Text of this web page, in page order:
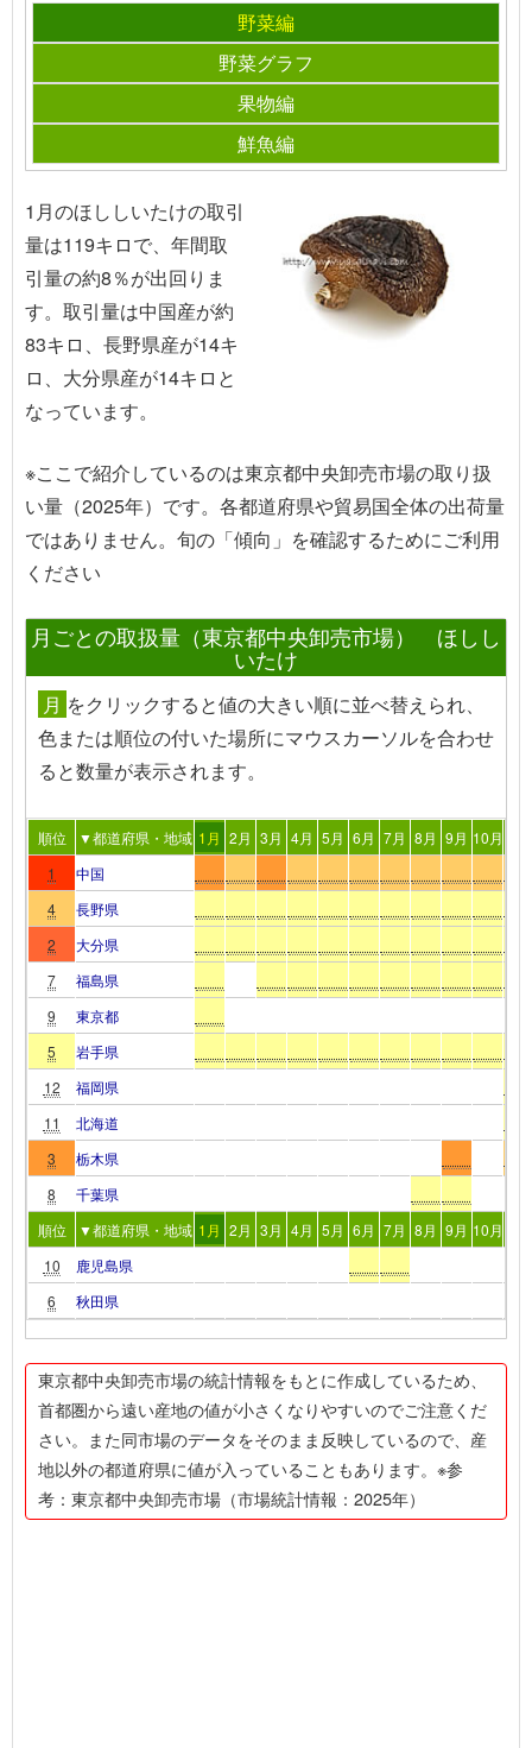
野菜編
野菜グラフ
果物編
鮮魚編
1月のほししいたけの取引
量は119キロで、年間取
引量の約8％が出回りま
す。取引量は中国産が約
83キロ、長野県産が14キ
ロ、大分県産が14キロと
なっています。
※ここで紹介しているのは東京都中央卸売市場の取り扱
い量（2025年）です。各都道府県や貿易国全体の出荷量
ではありません。旬の「傾向」を確認するためにご利用
ください
月ごとの取扱量（東京都中央卸売市場） ほしし
いたけ
月 をクリックすると値の大きい順に並べ替えられ、
色または順位の付いた場所にマウスカーソルを合わせ
ると数量が表示されます。
順位 ▼都道府県・地域 1月 2月 3月 4月 5月 6月 7月 8月 9月 10月
1
中国
4
長野県
2
大分県
7
福島県
9
東京都
5
岩手県
12
福岡県
11
北海道
3
栃木県
8
千葉県
順位
▼都道府県・地域 1月 2月 3月 4月 5月 6月 7月 8月 9月 10月
10
鹿児島県
6
秋田県
東京都中央卸売市場の統計情報をもとに作成しているため、
首都圏から遠い産地の値が小さくなりやすいのでご注意くだ
さい。また同市場のデータをそのまま反映しているので、産
地以外の都道府県に値が入っていることもあります。※参
考：東京都中央卸売市場（市場統計情報：2025年）